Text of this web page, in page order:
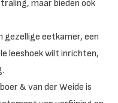
maar bieden ook
gezellige eetkamer, een
leeshoek wilt inrichten,
& van der Weide is